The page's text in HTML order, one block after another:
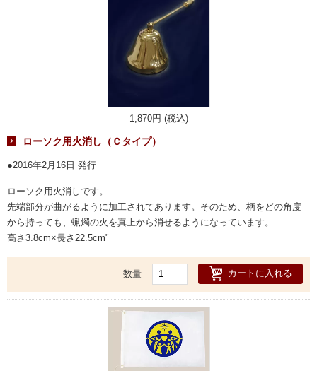
1,870円 (税込)
ローソク用火消し（Ｃタイプ）
2016年2月16日 発行
ローソク用火消しです。
先端部分が曲がるように加工されてあります。そのため、柄をどの角度
から持っても、蝋燭の火を真上から消せるようになっています。
高さ3.8cm×長さ22.5cm"
数量 カートに入れる